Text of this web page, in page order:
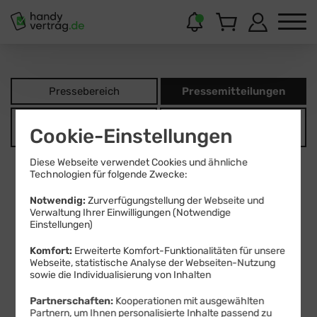
Presse­bereich Presse­mitteilungen
Medien-Center
26.05.2020
handyvertrag
Internetvolumen aus
Maintal, 26. Mai 2020: handyvertrag.de, ein
Mobilfunkangebot der Drillisch Online GmbH, stattet
Internetvolumen aus und reduziert zudem die
Cookie-Einstellungen
Diese Webseite verwendet Cookies und ähnliche
Technologien für folgende Zwecke:
Notwendig: Zurverfügungstellung der Webseite und
Verwaltung Ihrer Einwilligungen (Notwendige
Einstellungen)
Komfort: Erweiterte Komfort-Funktionalitäten für unsere
Webseite, statistische Analyse der Webseiten-Nutzung
sowie die Individualisierung von Inhalten
Partnerschaften: Kooperationen mit ausgewählten
Partnern, um Ihnen personalisierte Inhalte passend zu